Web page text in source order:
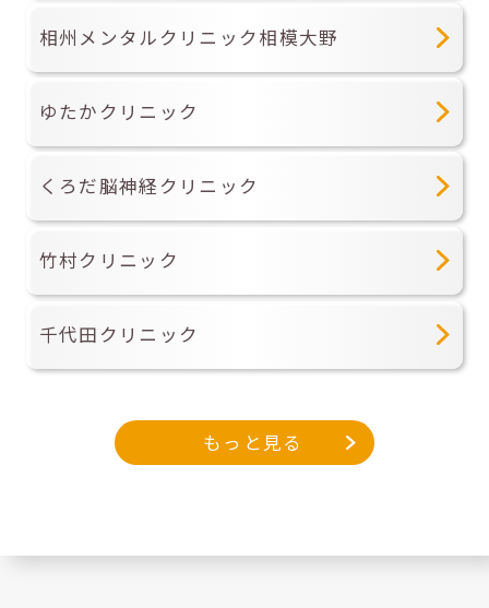
相州メンタルクリニック相模大野
ゆたかクリニック
くろだ脳神経クリニック
竹村クリニック
千代田クリニック
もっと見る